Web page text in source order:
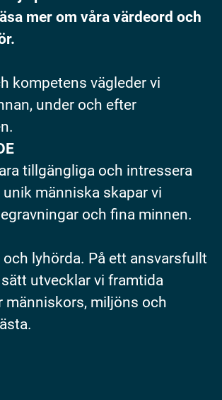
mer om våra värdeord och
kompetens vägleder vi
under och efter
tillgängliga och intressera
människa skapar vi
och fina minnen.
och lyhörda. På ett ansvarsfullt
utvecklar vi framtida
människors, miljöns och